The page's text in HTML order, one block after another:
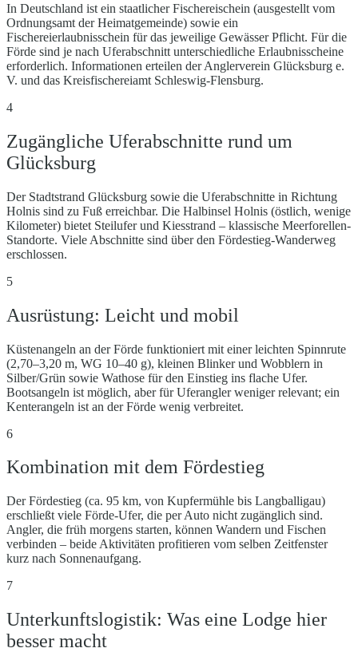
In Deutschland ist ein staatlicher Fischereischein (ausgestellt vom
Ordnungsamt der Heimatgemeinde) sowie ein
Fischereierlaubnisschein für das jeweilige Gewässer Pflicht. Für die
Förde sind je nach Uferabschnitt unterschiedliche Erlaubnisscheine
erforderlich. Informationen erteilen der Anglerverein Glücksburg e.
V. und das Kreisfischereiamt Schleswig-Flensburg.
4
Zugängliche Uferabschnitte rund um
Glücksburg
Der Stadtstrand Glücksburg sowie die Uferabschnitte in Richtung
Holnis sind zu Fuß erreichbar. Die Halbinsel Holnis (östlich, wenige
Kilometer) bietet Steilufer und Kiesstrand – klassische Meerforellen-
Standorte. Viele Abschnitte sind über den Fördestieg-Wanderweg
erschlossen.
5
Ausrüstung: Leicht und mobil
Küstenangeln an der Förde funktioniert mit einer leichten Spinnrute
(2,70–3,20 m, WG 10–40 g), kleinen Blinker und Wobblern in
Silber/Grün sowie Wathose für den Einstieg ins flache Ufer.
Bootsangeln ist möglich, aber für Uferangler weniger relevant; ein
Kenterangeln ist an der Förde wenig verbreitet.
6
Kombination mit dem Fördestieg
Der Fördestieg (ca. 95 km, von Kupfermühle bis Langballigau)
erschließt viele Förde-Ufer, die per Auto nicht zugänglich sind.
Angler, die früh morgens starten, können Wandern und Fischen
verbinden – beide Aktivitäten profitieren vom selben Zeitfenster
kurz nach Sonnenaufgang.
7
Unterkunftslogistik: Was eine Lodge hier
besser macht